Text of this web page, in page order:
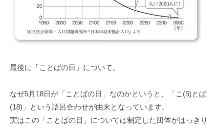
最後に「ことばの日」について。
なぜ5⽉18⽇が「ことばの⽇」なのかというと、「こ(5)とば
(18)」という語呂合わせが由来となっています。
実はこの「ことばの⽇」については制定した団体がはっきり